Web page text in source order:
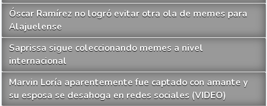
Óscar Ramírez no logró evitar otra ola de memes para
Alajuelense
Saprissa sigue coleccionando memes a nivel
internacional
Marvin Loría aparentemente fue captado con amante y
su esposa se desahoga en redes sociales (VIDEO)